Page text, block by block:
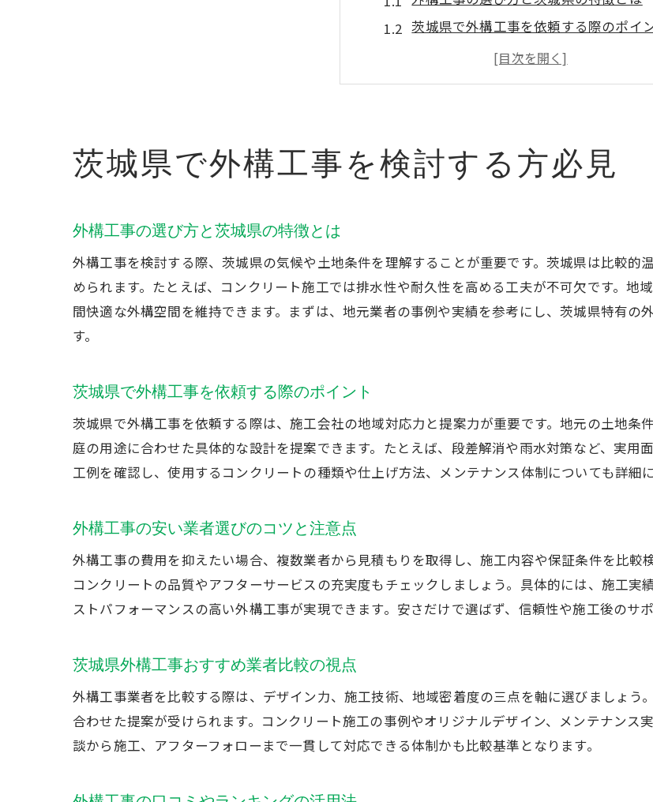
茨城県で外構工事を依頼する際のポイ
外構工事の安い業者選びのコツと注意点
茨城県外構工事おすすめ業者比較の視
おしゃれな外構工事を茨城で実現する方法
外構工事で人気のおしゃれなアプロー
外構工事と植栽で演出する美しい空間
駐車場におすすめな外構工事コンクリー
外構工事で実現する機能的なアプロー
外構工事で人気のコンクリートデザイ
外構工事の費用相場を茨城県で徹底解説
茨城県外構工事の費用相場を知るポイ
外構工事の費用が決まる要素と内訳に
外構工事にかかる追加費用のチェック
費用を抑えて外構工事を依頼するコツ
駐車場向け外構工事のポイントを紹介
茨城県で外構工事を検討する方必見
外構工事の選び方と茨城県の特徴とは
外構工事を検討する際、茨城県の気候や土地条件を理解することが重要です。茨城県は比較的
められます。たとえば、コンクリート施工では排水性や耐久性を高める工夫が不可欠です。地
間快適な外構空間を維持できます。まずは、地元業者の事例や実績を参考にし、茨城県特有の
す。
茨城県で外構工事を依頼する際のポイント
茨城県で外構工事を依頼する際は、施工会社の地域対応力と提案力が重要です。地元の土地条
庭の用途に合わせた具体的な設計を提案できます。たとえば、段差解消や雨水対策など、実用
工例を確認し、使用するコンクリートの種類や仕上げ方法、メンテナンス体制についても詳細
外構工事の安い業者選びのコツと注意点
外構工事の費用を抑えたい場合、複数業者から見積もりを取得し、施工内容や保証条件を比較
コンクリートの品質やアフターサービスの充実度もチェックしましょう。具体的には、施工実
ストパフォーマンスの高い外構工事が実現できます。安さだけで選ばず、信頼性や施工後のサ
茨城県外構工事おすすめ業者比較の視点
外構工事業者を比較する際は、デザイン力、施工技術、地域密着度の三点を軸に選びましょう
合わせた提案が受けられます。コンクリート施工の事例やオリジナルデザイン、メンテナンス
談から施工、アフターフォローまで一貫して対応できる体制かも比較基準となります。